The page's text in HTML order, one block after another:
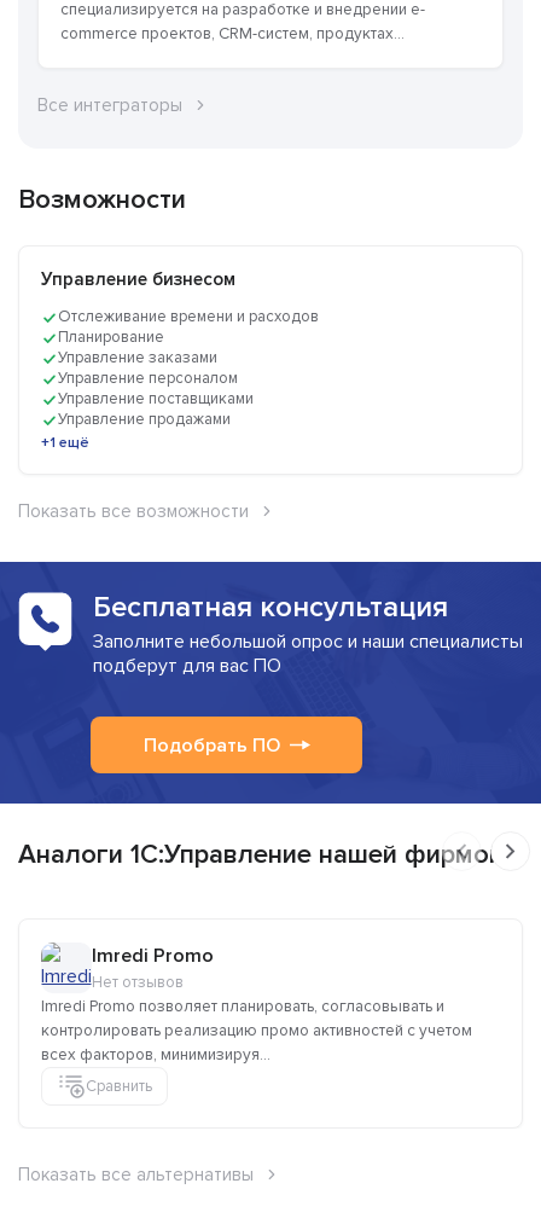
специализируется на разработке и внедрении е-
commerce проектов, CRM-систем, продуктах...
Все интеграторы
Возможности
Управление бизнесом
Отслеживание времени и расходов
Планирование
Управление заказами
Управление персоналом
Управление поставщиками
Управление продажами
+1 ещё
Показать все возможности
Бесплатная консультация
Заполните небольшой опрос и наши специалисты
подберут для вас ПО
Подобрать ПО
Аналоги 1C:Управление нашей фирмой
Imredi Promo
Нет отзывов
Imredi Promo позволяет планировать, согласовывать и
контролировать реализацию промо активностей с учетом
всех факторов, минимизируя...
Сравнить
Показать все альтернативы